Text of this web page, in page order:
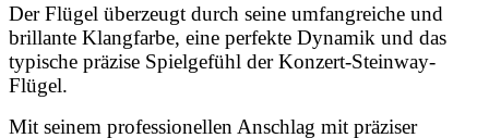
Der Flügel überzeugt durch seine umfangreiche und
brillante Klangfarbe, eine perfekte Dynamik und das
typische präzise Spielgefühl der Konzert-Steinway-
Flügel.
Mit seinem professionellen Anschlag mit präziser